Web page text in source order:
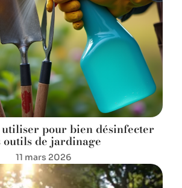
pour bien désinfecter
outils de jardinage
11 mars 2026